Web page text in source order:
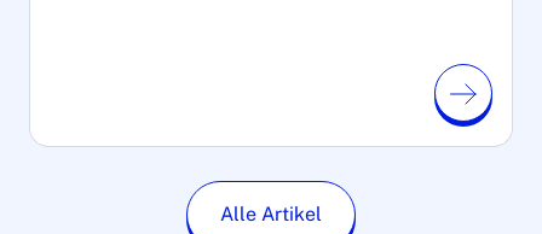
Alle Artikel